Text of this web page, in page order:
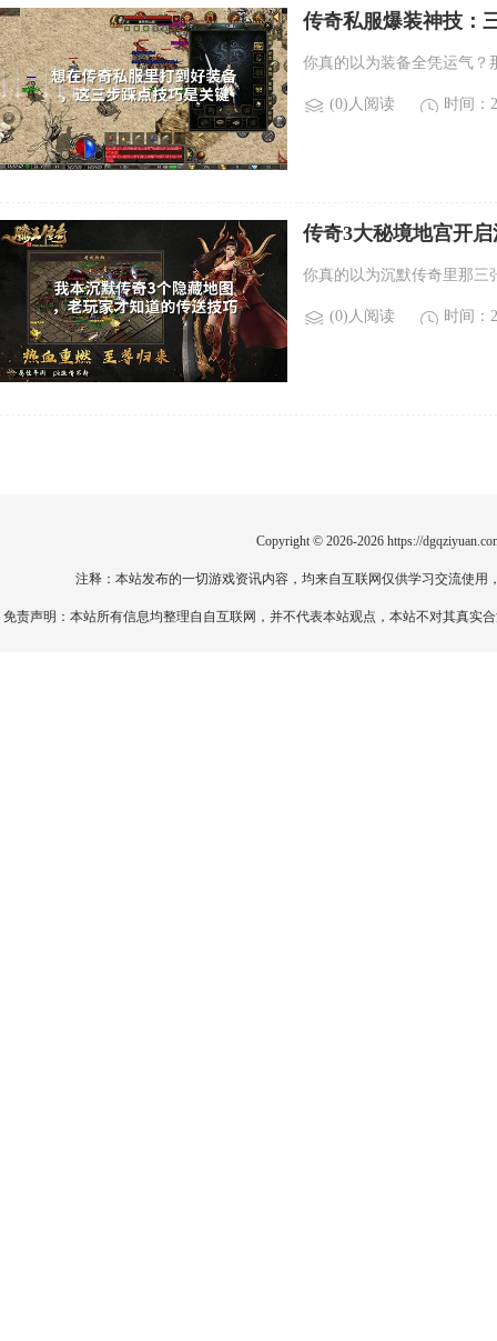
传奇私服爆装神技：
你真的以为装备全凭运气？
(0)人阅读 时间：
传奇3大秘境地宫开
你真的以为沉默传奇里那三
(0)人阅读 时间：
Copyright © 2026-2026 https://
注释：本站发布的一切游戏资讯内容，均来自互联网仅供学习交流使
免责声明：本站所有信息均整理自自互联网，并不代表本站观点，本站不对其真实